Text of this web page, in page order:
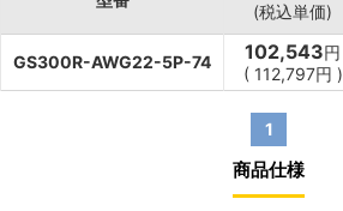
(税込単価)
GS300R-AWG22-5P-74 102,543円
( 112,797円 )
1
商品仕様